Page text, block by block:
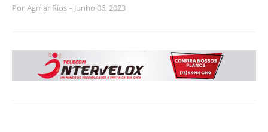
Por Agmar Rios - Junho 06, 2023